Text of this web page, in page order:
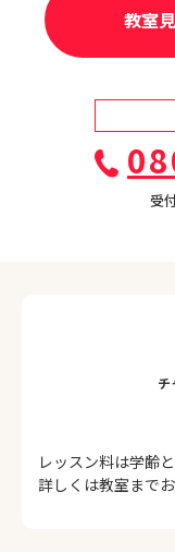
教室
受
チ
レッスン料は学齢
詳しくは教室まで